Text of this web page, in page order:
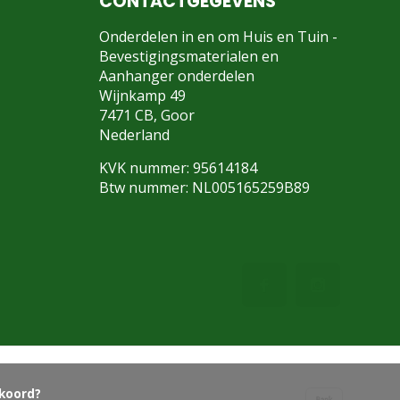
Onderdelen in en om Huis en Tuin -
Bevestigingsmaterialen en
Aanhanger onderdelen
Wijnkamp 49
7471 CB, Goor
Nederland
KVK nummer: 95614184
Btw nummer: NL005165259B89